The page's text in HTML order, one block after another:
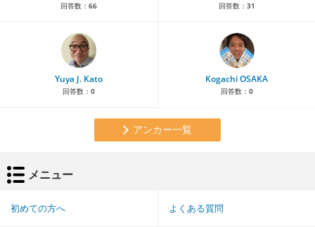
回答数： 66 回答数： 31
Yuya J. Kato
回答数： 0
Kogachi OSAKA
回答数： 0
アンカー一覧
メニュー
初めての方へ よくある質問